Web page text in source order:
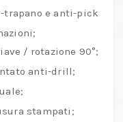
e anti-pick
/ rotazione 90°;
anti-drill;
stampati;